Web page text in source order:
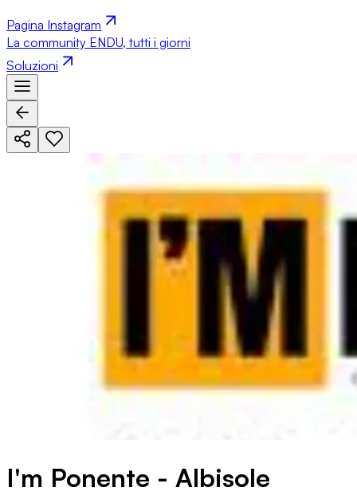
Pagina Instagram
La community ENDU, tutti i giorni
Soluzioni
I'm Ponente - Albisole